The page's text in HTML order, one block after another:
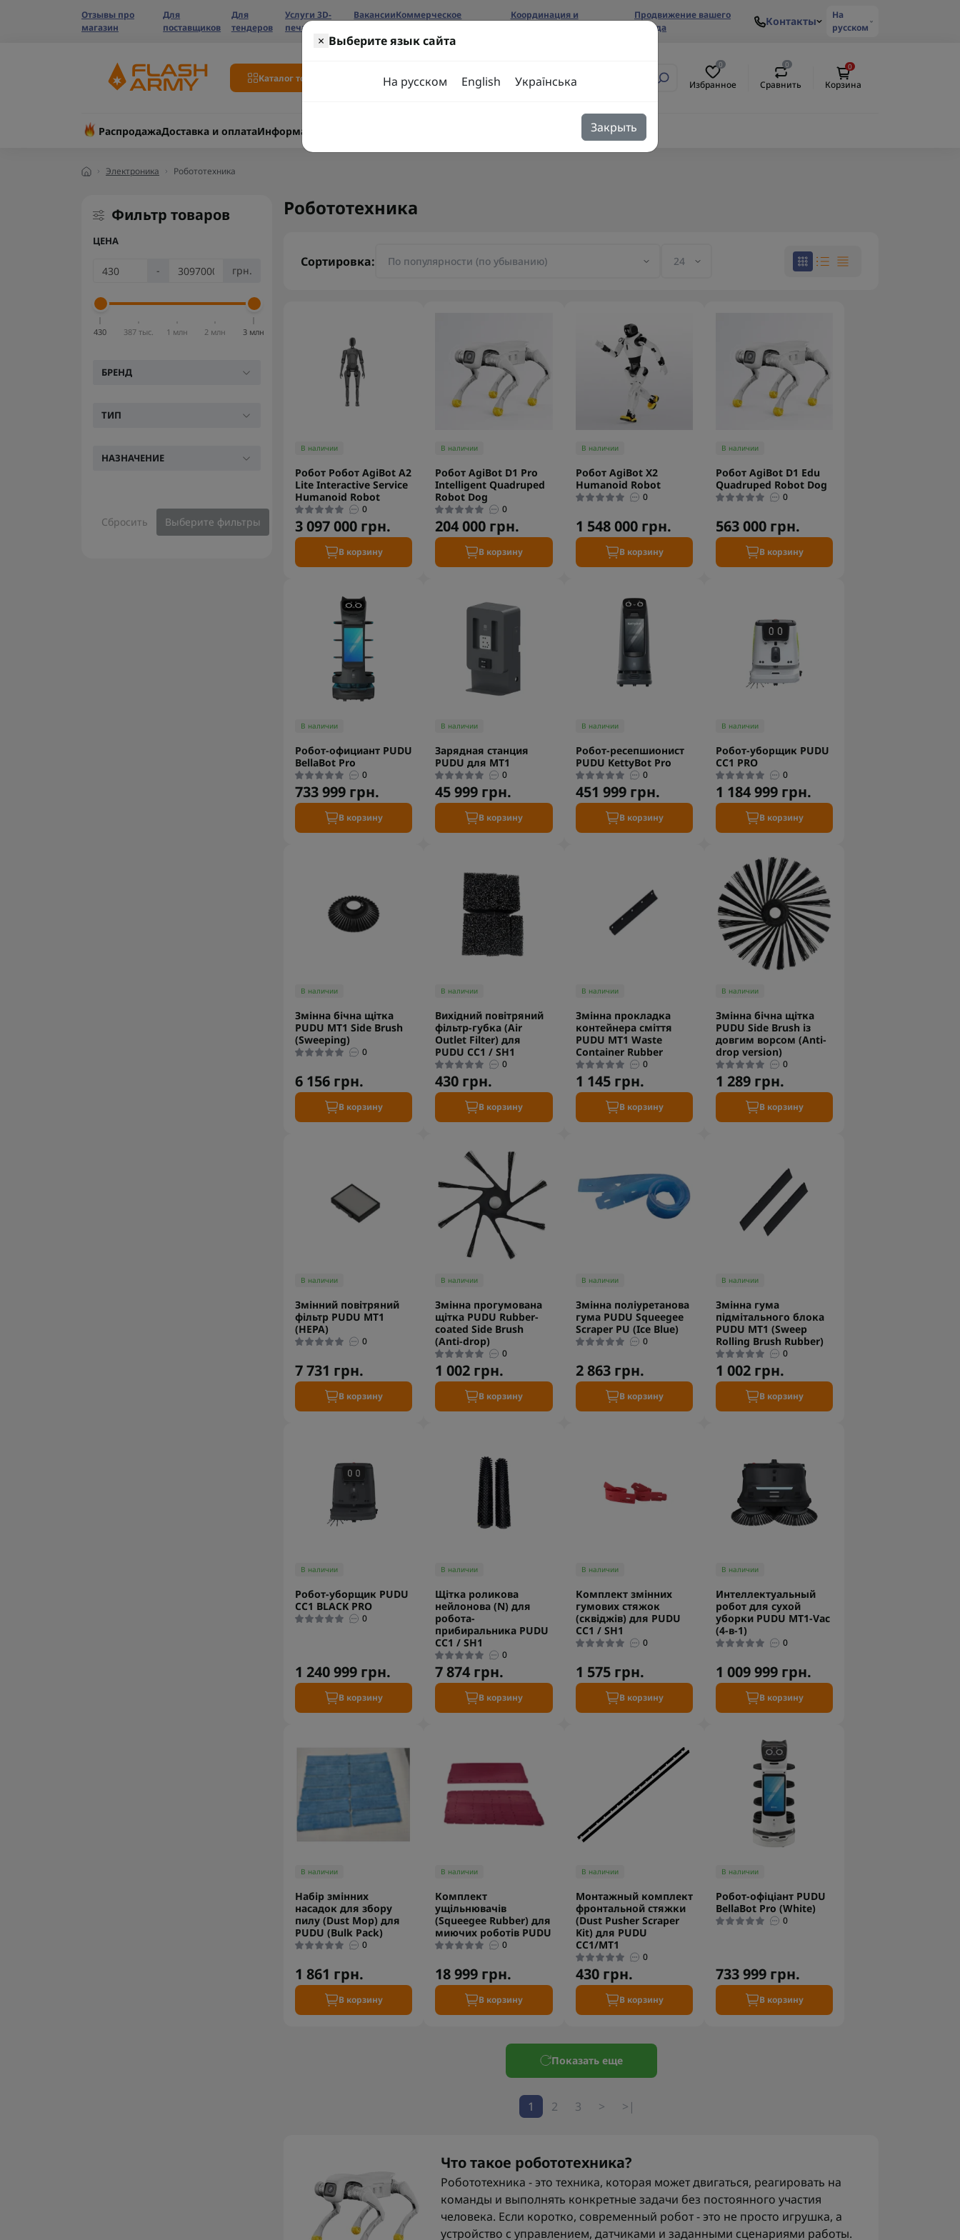
Отзывы про
магазин
Для
поставщиков
Для
тендеров
Услуги 3D-
печати
ВакансииКоммерческое
Координация и
Продвижение вашего
бренда
Контакты
На
русском
Каталог товаров
0
Избранное
0
Сравнить
0
Корзина
РаспродажаДоставка и оплатаИнформация
Электроника Робототехника
× Выберите язык сайта
На русском English Українська
Закрыть
Фильтр товаров
ЦЕНА
- грн.
430 387 тыс. 1 млн 2 млн 3 млн
БРЕНД
ТИП
НАЗНАЧЕНИЕ
Сбросить Выберите фильтры
Робототехника
Сортировка:
В наличии
Робот Робот AgiBot A2
Lite Interactive Service
Humanoid Robot
0
3 097 000 грн.
В корзину
В наличии
Робот AgiBot D1 Pro
Intelligent Quadruped
Robot Dog
0
204 000 грн.
В корзину
В наличии
Робот AgiBot X2
Humanoid Robot
0
1 548 000 грн.
В корзину
В наличии
Робот AgiBot D1 Edu
Quadruped Robot Dog
0
563 000 грн.
В корзину
В наличии
Робот-официант PUDU
BellaBot Pro
0
733 999 грн.
В корзину
В наличии
Зарядная станция
PUDU для MT1
0
45 999 грн.
В корзину
В наличии
Робот-ресепшионист
PUDU KettyBot Pro
0
451 999 грн.
В корзину
В наличии
Робот-уборщик PUDU
CC1 PRO
0
1 184 999 грн.
В корзину
В наличии
Змінна бічна щітка
PUDU MT1 Side Brush
(Sweeping)
0
6 156 грн.
В корзину
В наличии
Вихідний повітряний
фільтр-губка (Air
Outlet Filter) для
PUDU CC1 / SH1
0
430 грн.
В корзину
В наличии
Змінна прокладка
контейнера сміття
PUDU MT1 Waste
Container Rubber
0
1 145 грн.
В корзину
В наличии
Змінна бічна щітка
PUDU Side Brush із
довгим ворсом (Anti-
drop version)
0
1 289 грн.
В корзину
В наличии
Змінний повітряний
фільтр PUDU MT1
(HEPA)
0
7 731 грн.
В корзину
В наличии
Змінна прогумована
щітка PUDU Rubber-
coated Side Brush
(Anti-drop)
0
1 002 грн.
В корзину
В наличии
Змінна поліуретанова
гума PUDU Squeegee
Scraper PU (Ice Blue)
0
2 863 грн.
В корзину
В наличии
Змінна гума
підмітального блока
PUDU MT1 (Sweep
Rolling Brush Rubber)
0
1 002 грн.
В корзину
В наличии
Робот-уборщик PUDU
CC1 BLACK PRO
0
1 240 999 грн.
В корзину
В наличии
Щітка роликова
нейлонова (N) для
робота-
прибиральника PUDU
CC1 / SH1
0
7 874 грн.
В корзину
В наличии
Комплект змінних
гумових стяжок
(сквіджів) для PUDU
CC1 / SH1
0
1 575 грн.
В корзину
В наличии
Интеллектуальный
робот для сухой
уборки PUDU MT1-Vac
(4-в-1)
0
1 009 999 грн.
В корзину
В наличии
Набір змінних
насадок для збору
пилу (Dust Mop) для
PUDU (Bulk Pack)
0
1 861 грн.
В корзину
В наличии
Комплект
ущільнювачів
(Squeegee Rubber) для
миючих роботів PUDU
0
18 999 грн.
В корзину
В наличии
Монтажный комплект
фронтальной стяжки
(Dust Pusher Scraper
Kit) для PUDU
CC1/MT1
0
430 грн.
В корзину
В наличии
Робот-офіціант PUDU
BellaBot Pro (White)
0
733 999 грн.
В корзину
Показать еще
1 2 3 > >|
Что такое робототехника?
Робототехника - это техника, которая может двигаться, реагировать на
команды и выполнять конкретные задачи без постоянного участия
человека. Если коротко, современный робот - это не просто игрушка, а
устройство с управлением, датчиками и заданными сценариями работы.